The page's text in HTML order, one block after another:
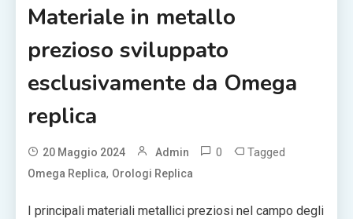
Materiale in metallo
prezioso sviluppato
esclusivamente da Omega
replica
20 Maggio 2024 Admin 0 Tagged
Omega Replica, Orologi Replica
I principali materiali metallici preziosi nel campo degli